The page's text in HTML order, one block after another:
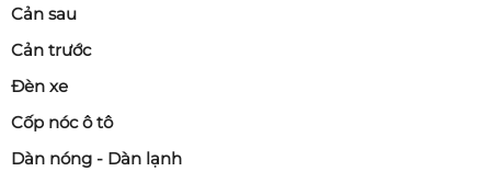
Cản sau
Cản trước
Đèn xe
Cốp nóc ô tô
Dàn nóng - Dàn lạnh